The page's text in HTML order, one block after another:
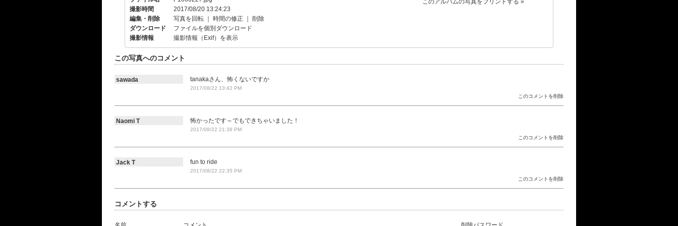
撮影時間
2017/08/20 13:24:23
編集・削除
写真を回転 時間の修正
削除
ダウンロード
ファイルを個別ダウンロード
撮影情報
撮影情報（Exif）を表示
このアルバムの写真をプリントする »
この写真へのコメント
sawada tanakaさん、怖くないですか
2017/08/22 13:42 PM
このコメントを削除
Naomi T 怖かったです～でもできちゃいました！
2017/08/22 21:38 PM
このコメントを削除
Jack T fun to ride
2017/08/22 22:35 PM
このコメントを削除
コメントする